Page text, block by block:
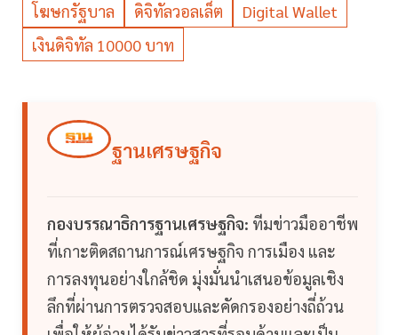
โฆษกรัฐบาล
ดิจิทัลวอลเล็ต
Digital Wallet
เงินดิจิทัล 10000 บาท
ฐานเศรษฐกิจ
กองบรรณาธิการฐานเศรษฐกิจ: ทีมข่าวมืออาชีพ
ที่เกาะติดสถานการณ์เศรษฐกิจ การเมือง และ
การลงทุนอย่างใกล้ชิด มุ่งมั่นนำเสนอข้อมูลเชิง
ลึกที่ผ่านการตรวจสอบและคัดกรองอย่างถี่ถ้วน